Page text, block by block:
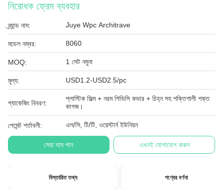
নিরোধক ফ্রেম ব্যবহার
ব্র্যান্ড নাম: Juye Wpc Architrave
মডেল নম্বর: 8060
MOQ: 1 সেট নমুনা
মূল্য: USD1.2-USD2.5/pc
প্যাকেজিং বিবরণ:
প্লাস্টিক ফিল্ম + নরম পিভিসি কভার + চিহ্ন সহ শক্তিশালী শক্ত
কাগজ।
পেমেন্ট শর্তাবলী: এল/সি, টি/টি, ওয়েস্টার্ন ইউনিয়ন
সেরা দাম পান এখনই যোগাযোগ করুন
বিস্তারিত তথ্য পণ্যের বর্ণনা